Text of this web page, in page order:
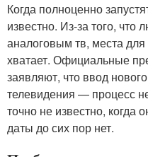
Когда полноценно
известно. Из-за того, что
аналоговым тв, места
хватает. Официальные
заявляют, что ввод
телевидения — процесс
точно не известно, когда
даты до сих пор нет.